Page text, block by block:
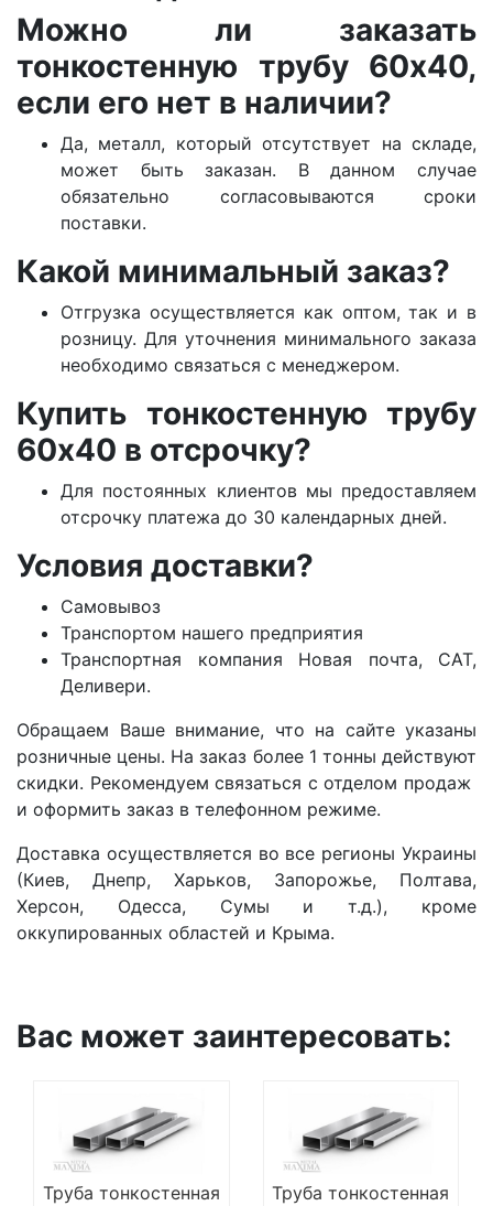
Можно ли заказать
тонкостенную трубу 60х40,
если его нет в наличии?
Да, металл, который отсутствует на складе,
может быть заказан. В данном случае
обязательно согласовываются сроки
поставки.
Какой минимальный заказ?
Отгрузка осуществляется как оптом, так и в
розницу. Для уточнения минимального заказа
необходимо связаться с менеджером.
Купить тонкостенную трубу
60х40 в отсрочку?
Для постоянных клиентов мы предоставляем
отсрочку платежа до 30 календарных дней.
Условия доставки?
Самовывоз
Транспортом нашего предприятия
Транспортная компания Новая почта, САТ,
Деливери.
Обращаем Ваше внимание, что на сайте указаны
розничные цены. На заказ более 1 тонны действуют
скидки. Рекомендуем связаться с отделом продаж
и оформить заказ в телефонном режиме.
Доставка осуществляется во все регионы Украины
(Киев, Днепр, Харьков, Запорожье, Полтава,
Херсон, Одесса, Сумы и т.д.), кроме
оккупированных областей и Крыма.
Вас может заинтересовать:
Труба тонкостенная
Труба тонкостенная